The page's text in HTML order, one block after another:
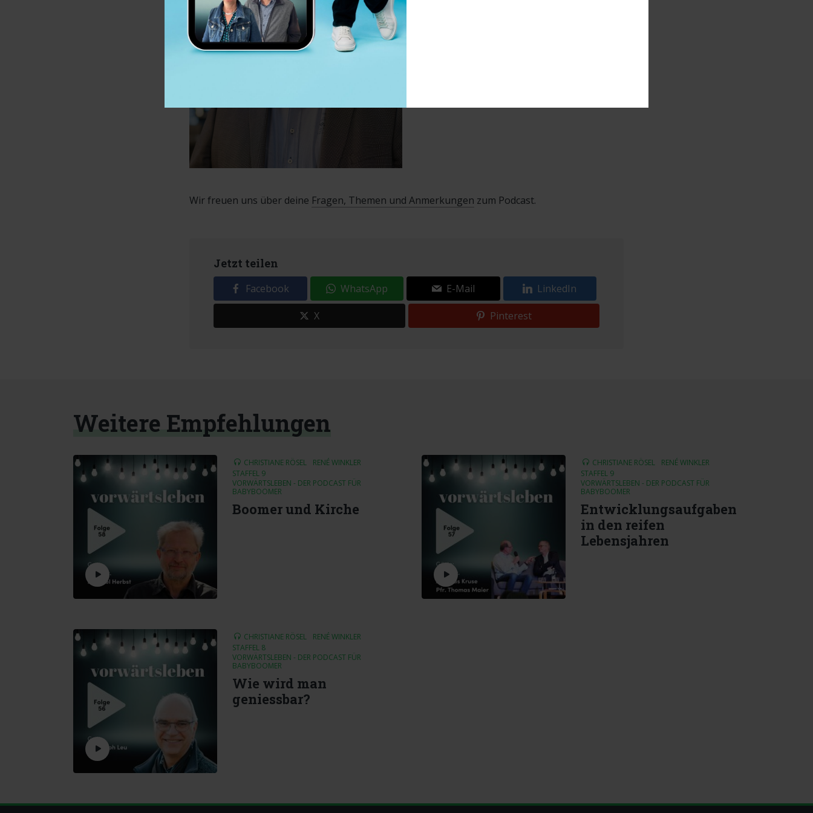
Wir freuen uns über deine Fragen, Themen und Anmerkungen zum Podcast.
Jetzt teilen
Facebook WhatsApp E-Mail LinkedIn
X Pinterest
Weitere Empfehlungen
CHRISTIANE RÖSEL
RENÉ WINKLER
STAFFEL 9
VORWÄRTSLEBEN - DER PODCAST FÜR
BABYBOOMER
Boomer und Kirche
CHRISTIANE RÖSEL
RENÉ WINKLER
STAFFEL 9
VORWÄRTSLEBEN - DER PODCAST FÜR
BABYBOOMER
Entwicklungsaufgaben
in den reifen
Lebensjahren
CHRISTIANE RÖSEL
RENÉ WINKLER
STAFFEL 8
VORWÄRTSLEBEN - DER PODCAST FÜR
BABYBOOMER
Wie wird man
geniessbar?